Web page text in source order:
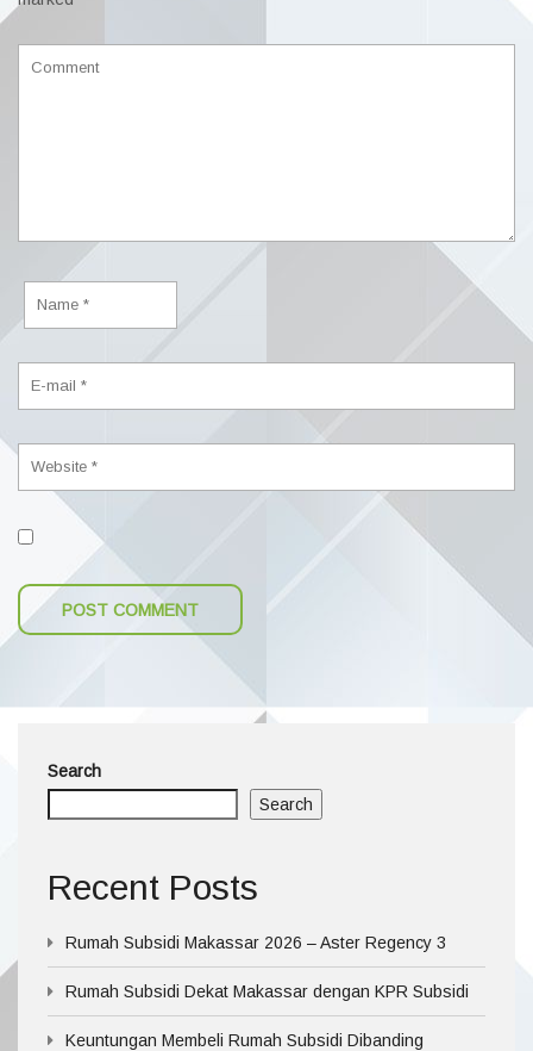
Search
Search
Recent Posts
Rumah Subsidi Makassar 2026 – Aster Regency 3
Rumah Subsidi Dekat Makassar dengan KPR Subsidi
Keuntungan Membeli Rumah Subsidi Dibanding